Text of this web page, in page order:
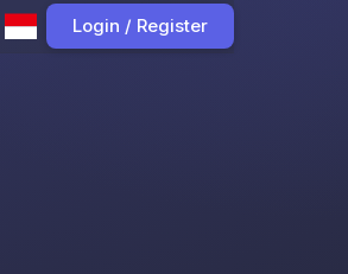
Login / Register